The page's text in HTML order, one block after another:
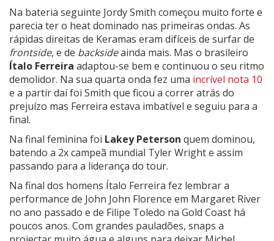
Na bateria seguinte Jordy Smith começou muito forte e
parecia ter o heat dominado nas primeiras ondas. As
rápidas direitas de Keramas eram difíceis de surfar de
frontside, e de backsideainda mais. Mas o brasileiro
Ítalo Ferreira adaptou-se bem e continuou o seu ritmo
demolidor. Na sua quarta onda fez uma incrível nota 10
e a partir daí foi Smith que ficou a correr atrás do
prejuízo mas Ferreira estava imbatível e seguiu para a
final.
Na final feminina foi Lakey Peterson quem dominou,
batendo a 2x campeã mundial Tyler Wright e assim
passando para a liderança do tour.
Na final dos homens Ítalo Ferreira fez lembrar a
performance de John John Florence em Margaret River
no ano passado e de Filipe Toledo na Gold Coast há
poucos anos. Com grandes pauladões, snaps a